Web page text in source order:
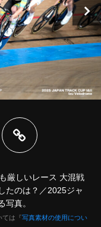
厳しいレース 大混戦
たのは？／2025ジャ
真。
ては『写真素材の使用につい